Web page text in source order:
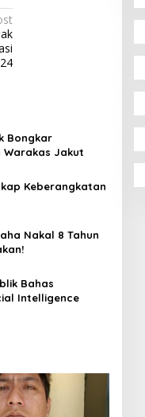
Bongkar
Warakas Jakut
Keberangkatan
Nakal 8 Tahun
Bahas
Intelligence